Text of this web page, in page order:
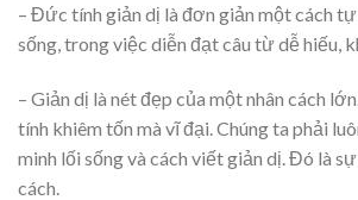
– Đức tính giản dị là đơn giản một cách
sống, trong việc diễn đạt câu từ dễ hiếu,
– Giản dị là nét đẹp của một nhân cách
tính khiêm tốn mà vĩ đại. Chúng ta phải
minh lối sống và cách viết giản dị. Đó là
cách.